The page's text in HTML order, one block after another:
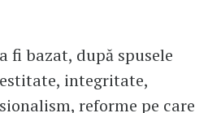
fi bazat, după spusele
integritate,
reforme pe care